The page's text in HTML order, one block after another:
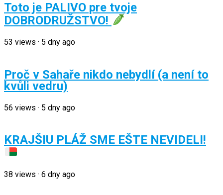
Toto je PALIVO pre tvoje
DOBRODRUŽSTVO!
53 views · 5 dny ago
Proč v Sahaře nikdo nebydlí (a není to
kvůli vedru)
56 views · 5 dny ago
KRAJŠIU PLÁŽ SME EŠTE NEVIDELI!
38 views · 6 dny ago